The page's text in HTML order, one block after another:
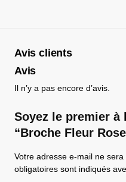
Avis clients
Avis
Il n’y a pas encore d’avis.
Soyez le premier
“Broche Fleur
Votre adresse e-mail ne sera
obligatoires sont indiqués